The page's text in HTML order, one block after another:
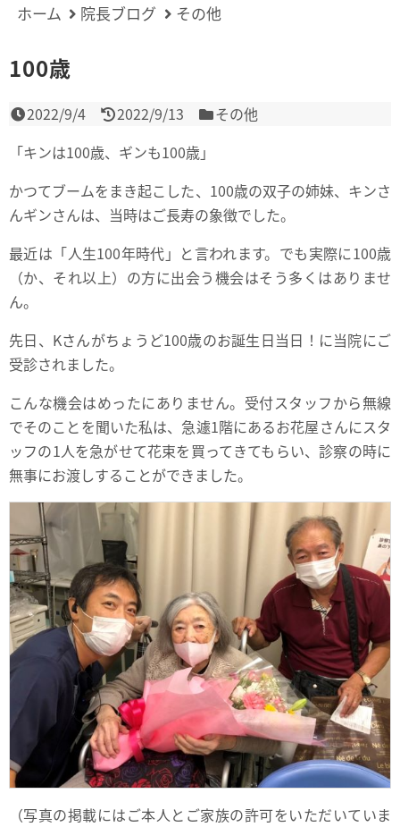
ホーム 院長ブログ その他
100歳
2022/9/4 2022/9/13
その他
「キンは100歳、ギンも100歳」
かつてブームをまき起こした、100歳の双子の姉妹、キンさ
んギンさんは、当時はご長寿の象徴でした。
最近は「人生100年時代」と言われます。でも実際に100歳
（か、それ以上）の方に出会う機会はそう多くはありませ
ん。
先日、Kさんがちょうど100歳のお誕生日当日！に当院にご
受診されました。
こんな機会はめったにありません。受付スタッフから無線
でそのことを聞いた私は、急遽1階にあるお花屋さんにスタ
ッフの1人を急がせて花束を買ってきてもらい、診察の時に
無事にお渡しすることができました。
（写真の掲載にはご本人とご家族の許可をいただいていま